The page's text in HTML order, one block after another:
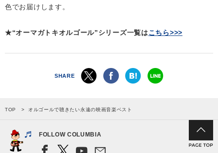
色でお届けします。
★“オーマガトキオルゴール”シリーズ一覧はこちら>>>
SHARE
TOP オルゴールで聴きたい永遠の映画音楽ベスト
FOLLOW COLUMBIA